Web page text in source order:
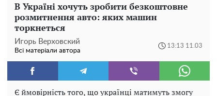
В Україні хочуть зробити безкоштовне
розмитнення авто: яких машин
торкнеться
Игорь Верховский
Всі матеріали автора
13:13 11.03
Є ймовірність того, що українці матимуть змогу